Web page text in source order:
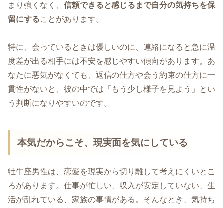
まり強くなく、 信頼できると感じるまで自分の気持ちを保
留にすることがあります。
特に、会っているときは優しいのに、連絡になると急に温
度差が出る相手には不安を感じやすい傾向があります。あ
なたに悪気がなくても、返信の仕方や会う約束の仕方に一
貫性がないと、彼の中では「もう少し様子を見よう」とい
う判断になりやすいのです。
本気だからこそ、現実面を気にしている
牡牛座男性は、恋愛を現実から切り離して考えにくいとこ
ろがあります。仕事が忙しい、収入が安定していない、生
活が乱れている、家族の事情がある。そんなとき、気持ち